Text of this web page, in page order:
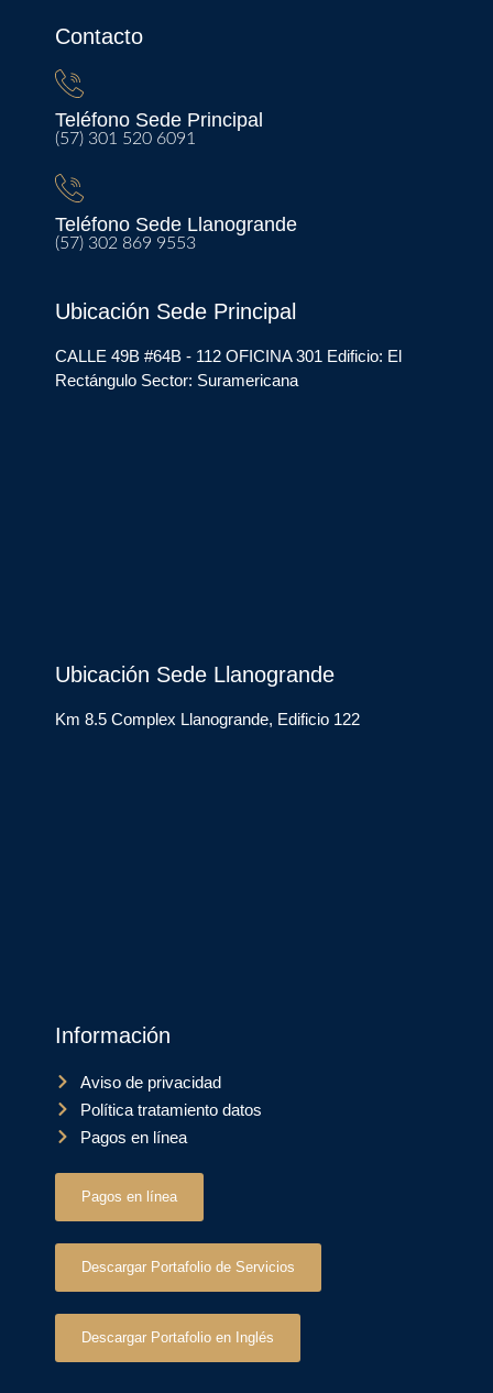
Contacto
Teléfono Sede Principal
(57) 301 520 6091
Teléfono Sede Llanogrande
(57) 302 869 9553
Ubicación Sede Principal
CALLE 49B #64B - 112 OFICINA 301 Edificio: El
Rectángulo Sector: Suramericana
Ubicación Sede Llanogrande
Km 8.5 Complex Llanogrande, Edificio 122
Información
Aviso de privacidad
Política tratamiento datos
Pagos en línea
Pagos en línea
Descargar Portafolio de Servicios
Descargar Portafolio en Inglés